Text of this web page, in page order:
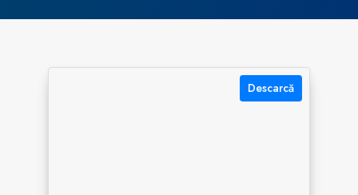
Descarcă